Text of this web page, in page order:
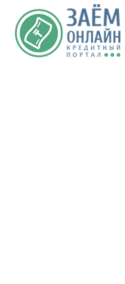
Перейти к основному